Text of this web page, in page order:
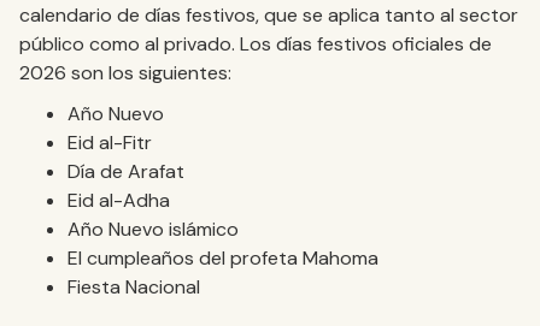
calendario de días festivos, que se aplica tanto al sector
público como al privado. Los días festivos oficiales de
2026 son los siguientes:
Año Nuevo
Eid al-Fitr
Día de Arafat
Eid al-Adha
Año Nuevo islámico
El cumpleaños del profeta Mahoma
Fiesta Nacional